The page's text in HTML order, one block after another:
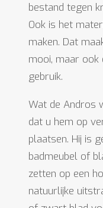
bestand tegen
Ook is het
maken. Dat
mooi, maar ook
gebruik.
Wat de Andros
dat u hem op
plaatsen. Hij is
badmeubel of
zetten op een
natuurlijke